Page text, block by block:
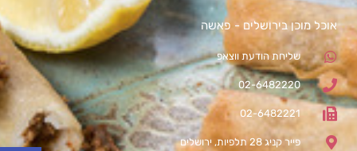
אוכל מוכן בירושלים - פאשה
שליחת הודעת ווצאפ
02-6482220
02-6482221
פייר קניג 28 תלפיות, ירושלים